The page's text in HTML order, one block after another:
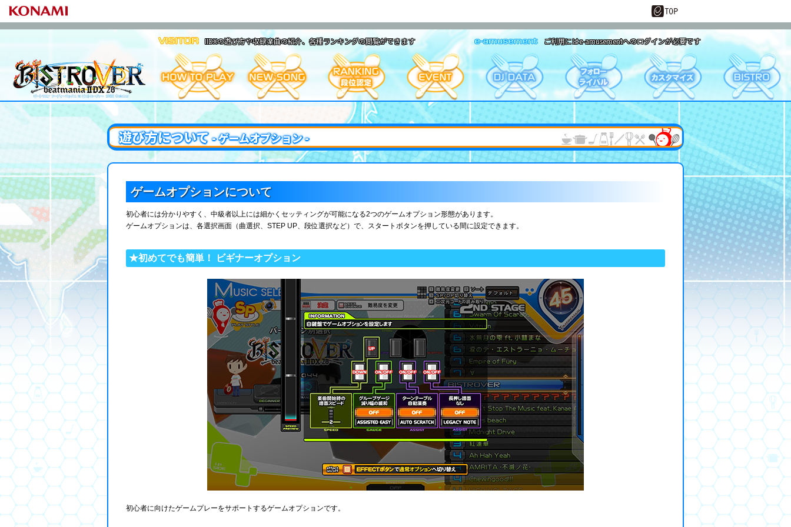
IIDXの遊び方や収録楽曲の紹介、各種ランキングの閲覧ができます ご利用にはe-amusementへのログインが必要です
遊び方について- ゲームオプション -
ゲームオプションについて
初心者には分かりやすく、中級者以上には細かくセッティングが可能になる2つのゲームオプション形態があります。
ゲームオプションは、各選択画面（曲選択、STEP UP、段位選択など）で、スタートボタンを押している間に設定できます。
★初めてでも簡単！ ビギナーオプション
初心者に向けたゲームプレーをサポートするゲームオプションです。